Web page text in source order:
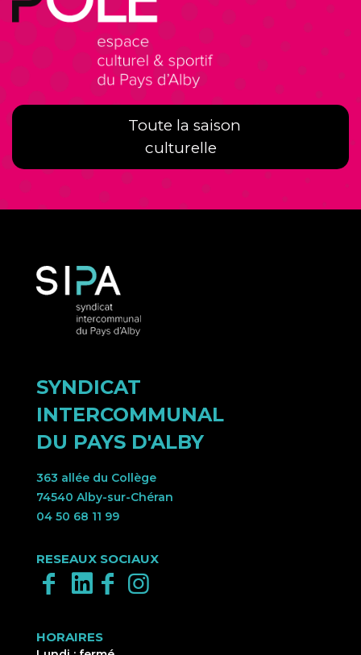
Toute la saison
culturelle
SYNDICAT
INTERCOMMUNAL
DU PAYS D'ALBY
363 allée du Collège
74540 Alby-sur-Chéran
04 50 68 11 99
RESEAUX SOCIAUX
HORAIRES